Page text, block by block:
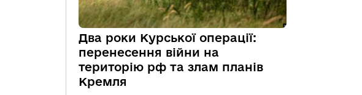
Два роки Курської операції:
перенесення війни на
територію рф та злам планів
Кремля